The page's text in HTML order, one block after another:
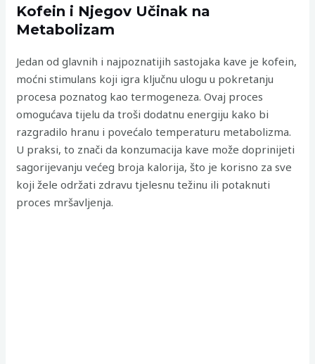
Kofein i Njegov Učinak na
Metabolizam
Jedan od glavnih i najpoznatijih sastojaka kave je kofein,
moćni stimulans koji igra ključnu ulogu u pokretanju
procesa poznatog kao termogeneza. Ovaj proces
omogućava tijelu da troši dodatnu energiju kako bi
razgradilo hranu i povećalo temperaturu metabolizma.
U praksi, to znači da konzumacija kave može doprinijeti
sagorijevanju većeg broja kalorija, što je korisno za sve
koji žele održati zdravu tjelesnu težinu ili potaknuti
proces mršavljenja.